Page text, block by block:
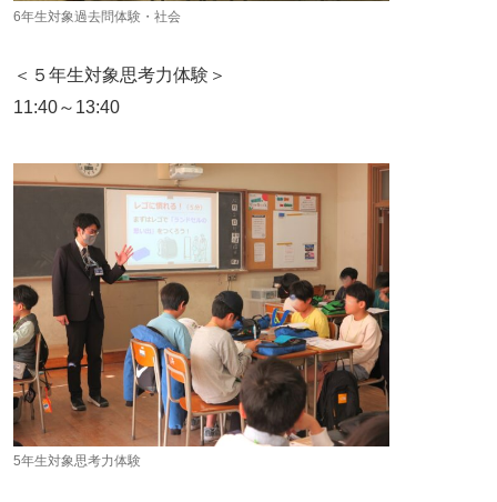
6年生対象過去問体験・社会
＜５年生対象思考力体験＞
11:40～13:40
5年生対象思考力体験